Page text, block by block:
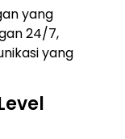
yang
24/7,
yang